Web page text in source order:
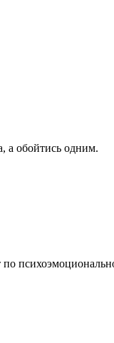
а обойтись одним.
по